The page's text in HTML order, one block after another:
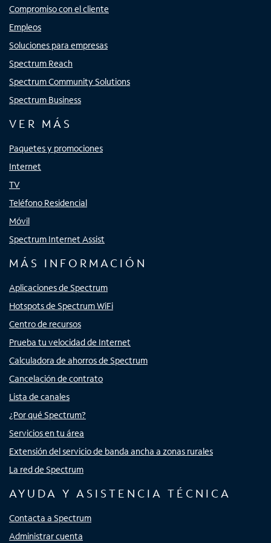
Compromiso con el cliente
Empleos
Soluciones para empresas
Spectrum Reach
Spectrum Community Solutions
Spectrum Business
VER MÁS
Paquetes y promociones
Internet
TV
Teléfono Residencial
Móvil
Spectrum Internet Assist
MÁS INFORMACIÓN
Aplicaciones de Spectrum
Hotspots de Spectrum WiFi
Centro de recursos
Prueba tu velocidad de Internet
Calculadora de ahorros de Spectrum
Cancelación de contrato
Lista de canales
¿Por qué Spectrum?
Servicios en tu área
Extensión del servicio de banda ancha a zonas rurales
La red de Spectrum
AYUDA Y ASISTENCIA TÉCNICA
Contacta a Spectrum
Administrar cuenta